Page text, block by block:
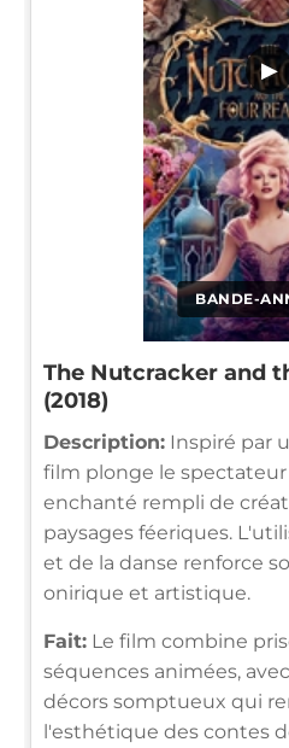
BANDE-
▶
The Nutcracker and
(2018)
Description: Inspiré par
film plonge le
enchanté rempli de
paysages féeriques.
et de la danse renforce
onirique et artistique.
Fait: Le film combine
séquences animées,
décors somptueux qui
l'esthétique des contes